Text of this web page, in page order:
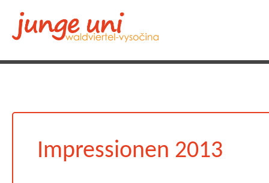
Impressionen 2013